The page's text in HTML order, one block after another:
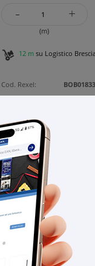
- +
(m)
12 msu Logistico
Cod. Rexel:
BOB01833
Cod. Produttore:
B01833